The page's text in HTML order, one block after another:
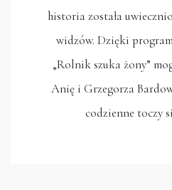
historia została
widzów. Dzięki
„Rolnik szuka żony”
Anię i Grzegorza
codzienne toczy